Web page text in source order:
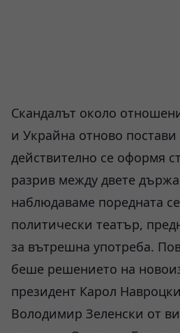
Скандалът около
и Украйна отново
действително се оформя
разрив между двете
наблюдаваме поредната
политически театър,
за вътрешна употреба.
беше решението на
президент Карол
Володимир Зеленски от